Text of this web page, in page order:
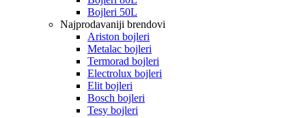
Bojleri 50L
Najprodavaniji brendovi
Ariston bojleri
Metalac bojleri
Termorad bojleri
Electrolux bojleri
Elit bojleri
Bosch bojleri
Tesy bojleri